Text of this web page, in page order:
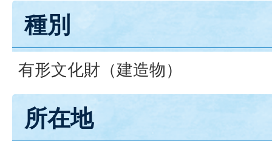
種別
有形文化財（建造物）
所在地